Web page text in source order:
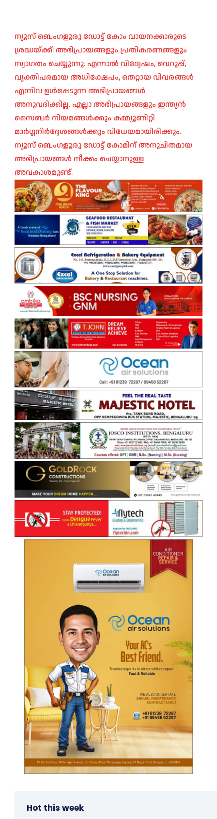
ന്യൂസ് ബെംഗളൂരു ഡോട്ട് കോം വായനക്കാരുടെ
ശ്രദ്ധയ്ക്ക്: അഭിപ്രായങ്ങളും പ്രതികരണങ്ങളും
സ്വാഗതം ചെയ്യുന്നു. എന്നാൽ വിദ്വേഷം, വെറുപ്പ്,
വ്യക്തിപരമായ അധിക്ഷേപം, തെറ്റായ വിവരങ്ങൾ
എന്നിവ ഉൾപ്പെടുന്ന അഭിപ്രായങ്ങൾ
അനുവദിക്കില്ല. എല്ലാ അഭിപ്രായങ്ങളും ഇന്ത്യൻ
സൈബർ നിയമങ്ങൾക്കും കമ്മ്യൂണിറ്റി
മാർഗ്ഗനിർദ്ദേശങ്ങൾക്കും വിധേയമായിരിക്കും.
ന്യൂസ് ബെംഗളൂരു ഡോട്ട് കോമിന് അനുചിതമായ
അഭിപ്രായങ്ങൾ നീക്കം ചെയ്യാനുള്ള
അവകാശമുണ്ട്.
Hot this week